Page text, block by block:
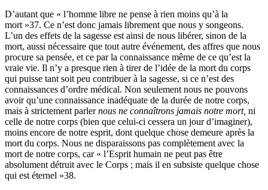
D’autant que « l’homme libre ne pense à rien moins qu’à la
mort »37. Ce n’est donc jamais librement que nous y songeons.
L’un des effets de la sagesse est ainsi de nous libérer, sinon de la
mort, aussi nécessaire que tout autre événement, des affres que nous
procure sa pensée, et ce par la connaissance même de ce qu’est la
vraie vie. Il n’y a presque rien à tirer de l’idée de la mort du corps
qui puisse tant soit peu contribuer à la sagesse, si ce n’est des
connaissances d’ordre médical. Non seulement nous ne pouvons
avoir qu’une connaissance inadéquate de la durée de notre corps,
mais à strictement parlernous ne connaîtrons jamais notre mort, ni
celle de notre corps (bien que celui-ci cessera un jour d’imaginer),
moins encore de notre esprit, dont quelque chose demeure après la
mort du corps. Nous ne disparaissons pas complètement avec la
mort de notre corps, car « l’Esprit humain ne peut pas être
absolument détruit avec le Corps ; mais il en subsiste quelque chose
qui est éternel »38.